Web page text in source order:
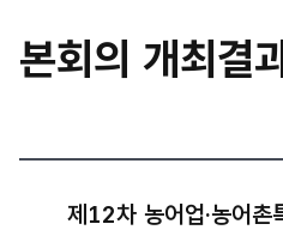
본회의 개최결
제12차 농어업·농어촌